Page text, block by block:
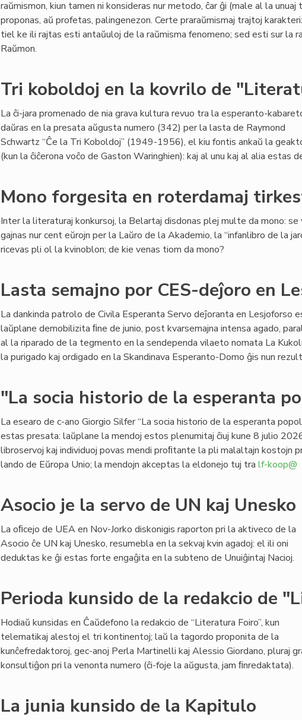
raŭmismon, kiun tamen ni konsideras nur metodo, ĉar ĝi (male al la unuaj
proponas, aŭ profetas, palingenezon. Certe praraŭmismaj trajtoj
tiel ke ili rajtas esti antaŭuloj de la raŭmisma fenomeno; sed esti sur la
Raŭmon.
Tri koboldoj en la kovrilo de
La ĉi-jara promenado de nia grava kultura revuo tra la esperanto-
daŭras en la presata aŭgusta numero (342) per la lasta de Raymond
Schwartz “Ĉe la Tri Koboldoj” (1949-1956), el kiu fontis ankaŭ la
(kun la ĉiĉerona voĉo de Gaston Waringhien): kaj al unu kaj al alia estas
Mono forgesita en roterdamaj
Inter la literaturaj konkursoj, la Belartaj disdonas plej multe da mono: se
gajnas nur cent eŭrojn per la Laŭro de la Akademio, la “infanlibro de la
ricevas pli ol la kvinoblon; de kie venas tiom da mono?
Lasta semajno por CES-deĵoro en
La dankinda patrolo de Civila Esperanta Servo deĵoranta en Lesjoforso
laŭplane demobilizita ﬁne de junio, post kvarsemajna intensa agado,
al la riparado de la tegmento en la sendependa vilaeto nomata La
la purigado kaj ordigado en la Skandinava Esperanto-Domo ĝis nun
"La socia historio de la esperanta
La esearo de c-ano Giorgio Silfer “La socia historio de la esperanta
estas presata: laŭplane la mendoj estos plenumitaj ĉiuj kune 8 julio
libroservoj kaj individuoj povas mendi proﬁtante la pli malaltajn kostojn
lando de Eŭropa Unio; la mendojn akceptas la eldonejo tuj tra lf-koop@
Asocio je la servo de UN kaj Unesko
La oﬁcejo de UEA en Nov-Jorko diskonigis raporton pri la aktiveco de la
Asocio ĉe UN kaj Unesko, resumebla en la sekvaj kvin agadoj: el ili oni
deduktas ke ĝi estas forte engaĝita en la subteno de Unuiĝintaj Nacioj.
Perioda kunsido de la redakcio de
Hodiaŭ kunsidas en Ĉaŭdefono la redakcio de “Literatura Foiro”, kun
telematikaj alestoj el tri kontinentoj; laŭ la tagordo proponita de la
kunĉefredaktoroj, gec-anoj Perla Martinelli kaj Alessio Giordano, pluraj
konsultiĝon pri la venonta numero (ĉi-foje la aŭgusta, jam ﬁnredaktata).
La junia kunsido de la Kapitulo